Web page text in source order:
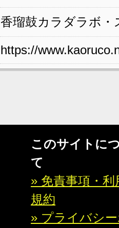
香瑠鼓カラダラボ・
https://
このサイトに
て
» 免責事項・利
規約
» プライバシ